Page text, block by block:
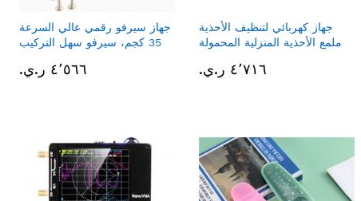
جهاز سيرفو رقمي عالي السرعة
35 كجم، سيرفو سهل التركيب
درجة
٤٬٥٦٦ ر.ي.‏
جهاز كهربائي لتنظيف الأحذية
ملمع الأحذية المنزلية المحمولة
٤٬٧١٦ ر.ي.‏